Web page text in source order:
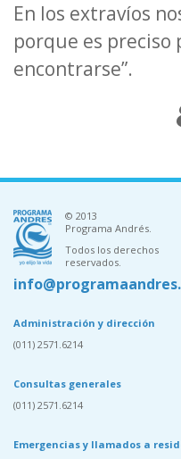
En los extravíos
porque es preciso
encontrarse”.
© 2013
Programa Andrés.
Todos los derechos
reservados.
Administración y dirección
(011) 2571.6214
Consultas generales
(011) 2571.6214
Emergencias y llamados a